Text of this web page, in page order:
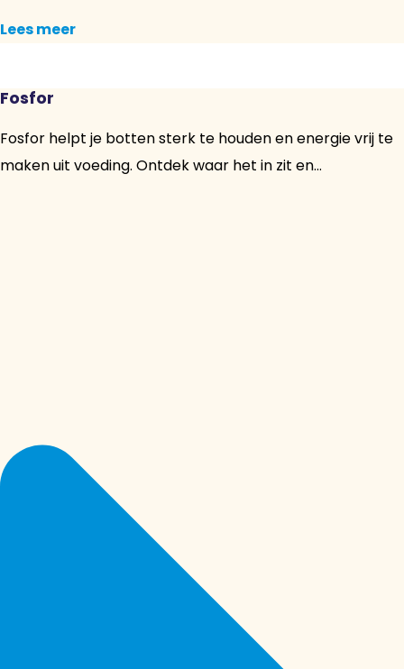
Lees meer
Fosfor
Fosfor helpt je botten sterk te houden en energie vrij te
maken uit voeding. Ontdek waar het in zit en...